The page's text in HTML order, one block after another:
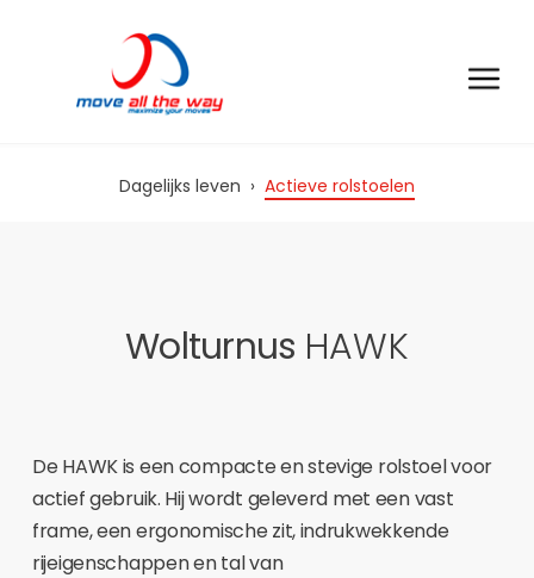
Dagelijks leven › Actieve rolstoelen
Wolturnus HAWK
De HAWK is een compacte en stevige rolstoel voor
actief gebruik. Hij wordt geleverd met een vast
frame, een ergonomische zit, indrukwekkende
rijeigenschappen en tal van